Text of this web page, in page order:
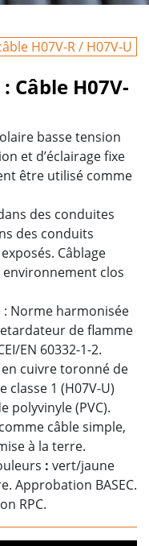
H07V-R / H07V-U
Câble H07V-
basse tension
et d’éclairage fixe
être utilisé comme
des conduites
des conduits
Câblage
environnement clos
Norme harmonisée
de flamme
EN 60332-1-2.
cuivre toronné de
classe 1 (H07V-U)
polyvinyle (PVC).
câble simple,
à la terre.
: vert/jaune
Approbation BASEC.
RPC.